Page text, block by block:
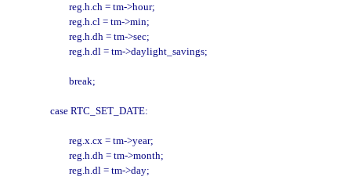
                        reg.h.ch = tm->hour;
                        reg.h.cl = tm->min;
                        reg.h.dh = tm->sec;
                        reg.h.dl = tm->daylight_savings;
                        break;
                case RTC_SET_DATE:
                        reg.x.cx = tm->year;
                        reg.h.dh = tm->month;
                        reg.h.dl = tm->day;